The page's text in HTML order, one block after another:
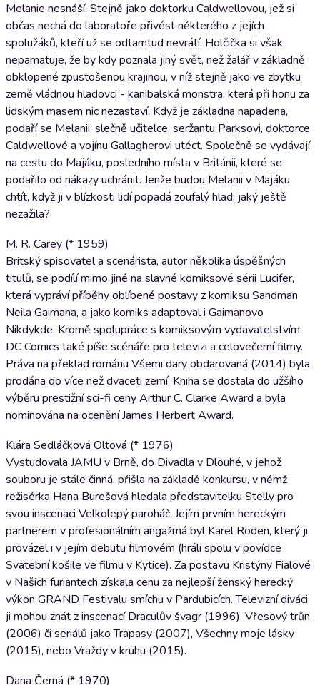
Melanie nesnáší. Stejně jako doktorku Caldwellovou, jež si
občas nechá do laboratoře přivést některého z jejích
spolužáků, kteří už se odtamtud nevrátí. Holčička si však
nepamatuje, že by kdy poznala jiný svět, než žalář v základně
obklopené zpustošenou krajinou, v níž stejně jako ve zbytku
země vládnou hladovci - kanibalská monstra, která při honu za
lidským masem nic nezastaví. Když je základna napadena,
podaří se Melanii, slečně učitelce, seržantu Parksovi, doktorce
Caldwellové a vojínu Gallagherovi utéct. Společně se vydávají
na cestu do Majáku, posledního místa v Británii, které se
podařilo od nákazy uchránit. Jenže budou Melanii v Majáku
chtít, když ji v blízkosti lidí popadá zoufalý hlad, jaký ještě
nezažila?
M. R. Carey (* 1959)
Britský spisovatel a scenárista, autor několika úspěšných
titulů, se podílí mimo jiné na slavné komiksové sérii Lucifer,
která vypráví příběhy oblíbené postavy z komiksu Sandman
Neila Gaimana, a jako komiks adaptoval i Gaimanovo
Nikdykde. Kromě spolupráce s komiksovým vydavatelstvím
DC Comics také píše scénáře pro televizi a celovečerní filmy.
Práva na překlad románu Všemi dary obdarovaná (2014) byla
prodána do více než dvaceti zemí. Kniha se dostala do užšího
výběru prestižní sci-fi ceny Arthur C. Clarke Award a byla
nominována na ocenění James Herbert Award.
Klára Sedláčková Oltová (* 1976)
Vystudovala JAMU v Brně, do Divadla v Dlouhé, v jehož
souboru je stále činná, přišla na základě konkursu, v němž
režisérka Hana Burešová hledala představitelku Stelly pro
svou inscenaci Velkolepý paroháč. Jejím prvním hereckým
partnerem v profesionálním angažmá byl Karel Roden, který ji
provázel i v jejím debutu filmovém (hráli spolu v povídce
Svatební košile ve filmu v Kytice). Za postavu Kristýny Fialové
v Našich furiantech získala cenu za nejlepší ženský herecký
výkon GRAND Festivalu smíchu v Pardubicích. Televizní diváci
ji mohou znát z inscenací Draculův švagr (1996), Vřesový trůn
(2006) či seriálů jako Trapasy (2007), Všechny moje lásky
(2015), nebo Vraždy v kruhu (2015).
Dana Černá (* 1970)